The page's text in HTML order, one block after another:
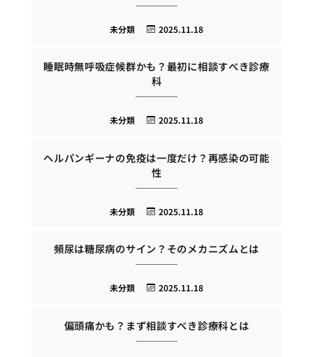
2025.11.18
未分類
睡眠時無呼吸症候群かも？最初に相談すべき診療
科
2025.11.18
未分類
ヘルパンギーナの免疫は一度だけ？再感染の可能
性
2025.11.18
未分類
頻尿は糖尿病のサイン？そのメカニズムとは
2025.11.18
未分類
偏頭痛かも？まず相談すべき診療科とは